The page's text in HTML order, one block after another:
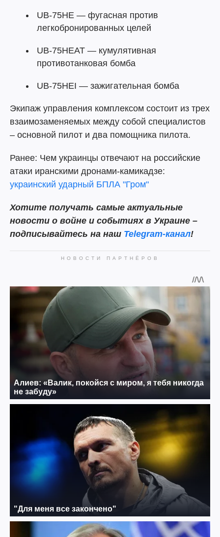
UB-75HE — фугасная против
легкобронированных целей
UB-75HEAT — кумулятивная
противотанковая бомба
UB-75HEI — зажигательная бомба
Экипаж управления комплексом состоит из трех
взаимозаменяемых между собой специалистов
– основной пилот и два помощника пилота.
Ранее: Чем украинцы отвечают на российские
атаки иранскими дронами-камикадзе:
украинский ударный БПЛА "Гром"
Хотите получать самые актуальные
новости о войне и событиях в Украине –
подписывайтесь на наш Telegram-канал!